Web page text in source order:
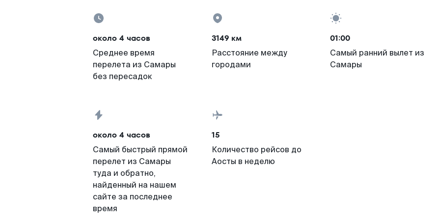
около 4 часов
Среднее время
перелета из Самары
без пересадок
3149 км
Расстояние между
городами
01:00
Самый ранний вылет из
Самары
около 4 часов
Самый быстрый прямой
перелет из Самары
туда и обратно,
найденный на нашем
сайте за последнее
время
15
Количество рейсов до
Аосты в неделю